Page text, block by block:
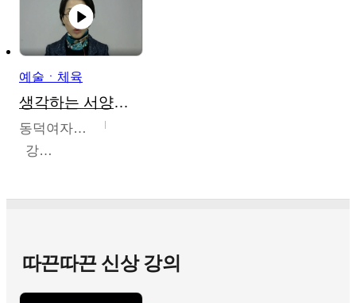
예술ㆍ체육
생각하는 서양미술의 이해
동덕여자대학교
강수미
따끈따끈 신상 강의